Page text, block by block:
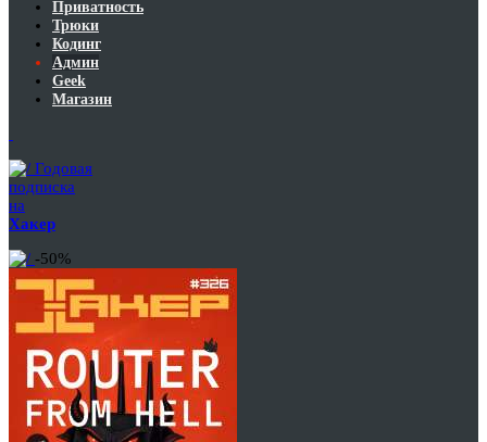
Приватность
Трюки
Кодинг
Админ
Geek
Магазин
Годовая
подписка
на
Хакер
-50%